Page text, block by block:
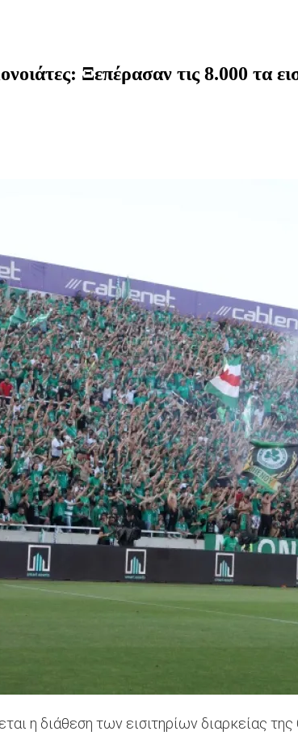
Ξεπέρασαν τις 8.000 τα
η διάθεση των εισιτηρίων διαρκείας της